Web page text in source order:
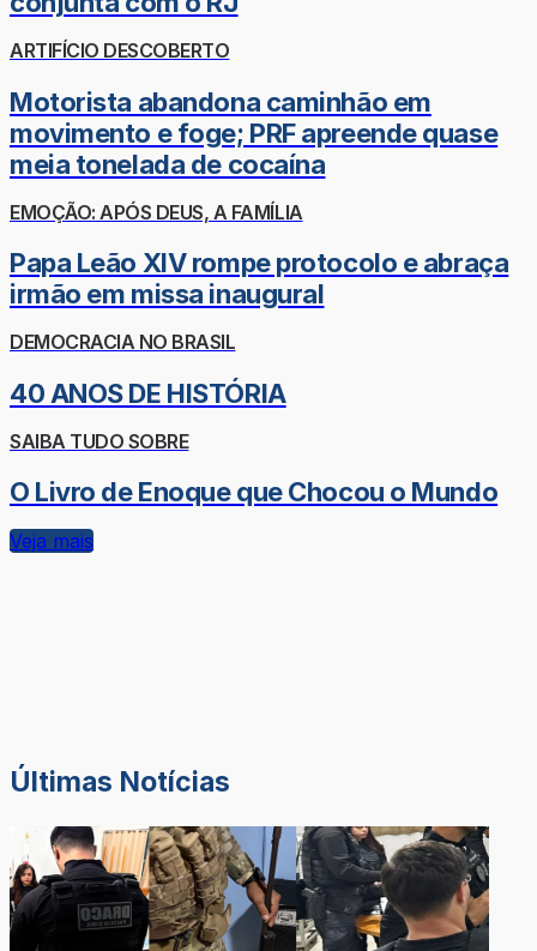
ARTIFÍCIO DESCOBERTO
Motorista abandona caminhão em
movimento e foge; PRF apreende quase
meia tonelada de cocaína
EMOÇÃO: APÓS DEUS, A FAMÍLIA
Papa Leão XIV rompe protocolo e abraça
irmão em missa inaugural
DEMOCRACIA NO BRASIL
40 ANOS DE HISTÓRIA
SAIBA TUDO SOBRE
O Livro de Enoque que Chocou o Mundo
Veja mais
Últimas Notícias